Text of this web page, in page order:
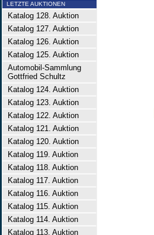
LETZTE AUKTIONEN
Katalog 128. Auktion
Katalog 127. Auktion
Katalog 126. Auktion
Katalog 125. Auktion
Automobil-Sammlung
Gottfried Schultz
Katalog 124. Auktion
Katalog 123. Auktion
Katalog 122. Auktion
Katalog 121. Auktion
Katalog 120. Auktion
Katalog 119. Auktion
Katalog 118. Auktion
Katalog 117. Auktion
Katalog 116. Auktion
Katalog 115. Auktion
Katalog 114. Auktion
Katalog 113. Auktion